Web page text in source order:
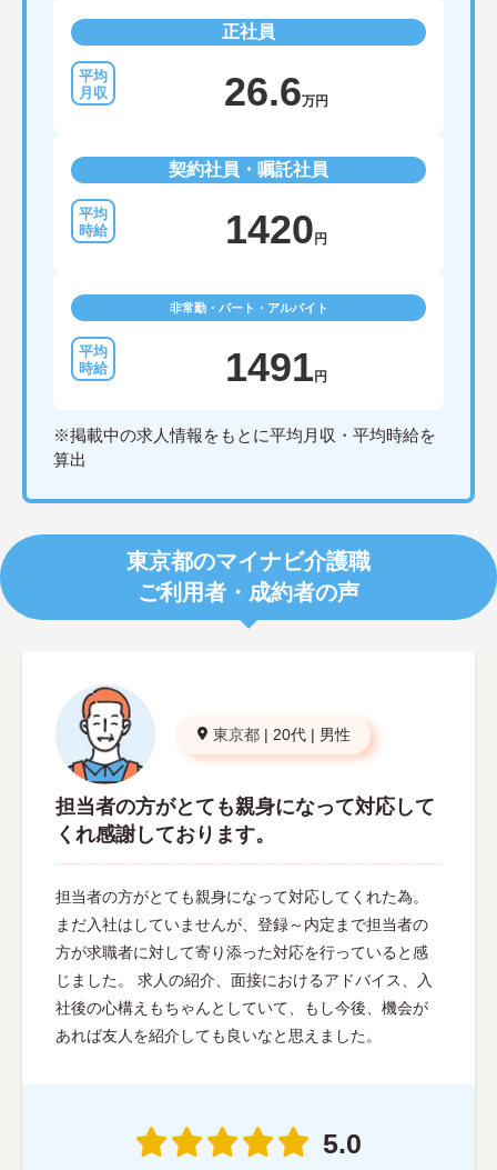
正社員
26.6万円
契約社員・嘱託社員
1420 円
非常勤・パート・アルバイト
1491 円
※掲載中の求人情報をもとに平均月収・平均時給を
算出
東京都のマイナビ介護職
ご利用者・成約者の声
東京都 | 20代 | 男性
担当者の方がとても親身になって対応して
くれ感謝しております。
担当者の方がとても親身になって対応してくれた為。
まだ入社はしていませんが、登録～内定まで担当者の
方が求職者に対して寄り添った対応を行っていると感
じました。 求人の紹介、面接におけるアドバイス、入
社後の心構えもちゃんとしていて、もし今後、機会が
あれば友人を紹介しても良いなと思えました。
5.0